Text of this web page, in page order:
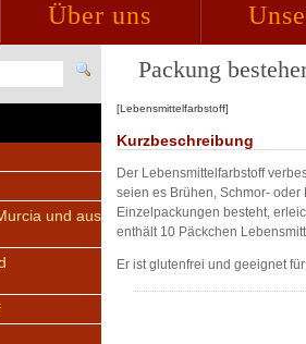
Über uns
und aus
Packung
[Lebensmittelfarbstoff]
Kurzbeschreibung
Der Lebensmittelfarbstoff
seien es Brühen, Schmor-
Einzelpackungen besteht,
enthält 10 Päckchen
Er ist glutenfrei und geeignet